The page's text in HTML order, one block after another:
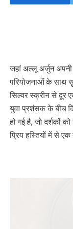
जहां अल्लू अर्जुन अपनी
परियोजनाओं के साथ
सिल्वर स्क्रीन से दूर
युवा प्रशंसक के बीच
हो गई है, जो दर्शकों
प्रिय हस्तियों में से एक